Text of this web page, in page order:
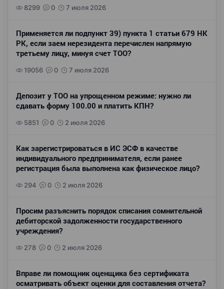
8299 0 7 июля 2026
Применяется ли подпункт 39) пункта 1 статьи 679 НК
РК, если заем нерезидента перечислен напрямую
третьему лицу, минуя счет ТОО?
19056 0 7 июля 2026
Депозит у ТОО на упрощенном режиме: нужно ли
сдавать форму 100.00 и платить КПН?
5851 0 2 июля 2026
Как зарегистрироваться в ИС ЭСФ в качестве
индивидуального предпринимателя, если ранее
регистрация была выполнена как физическое лицо?
294 0 2 июля 2026
Просим разъяснить порядок списания сомнительной
дебиторской задолженности государственного
учреждения?
278 0 2 июля 2026
Вправе ли помощник оценщика без сертификата
осматривать объект оценки для составления отчета?